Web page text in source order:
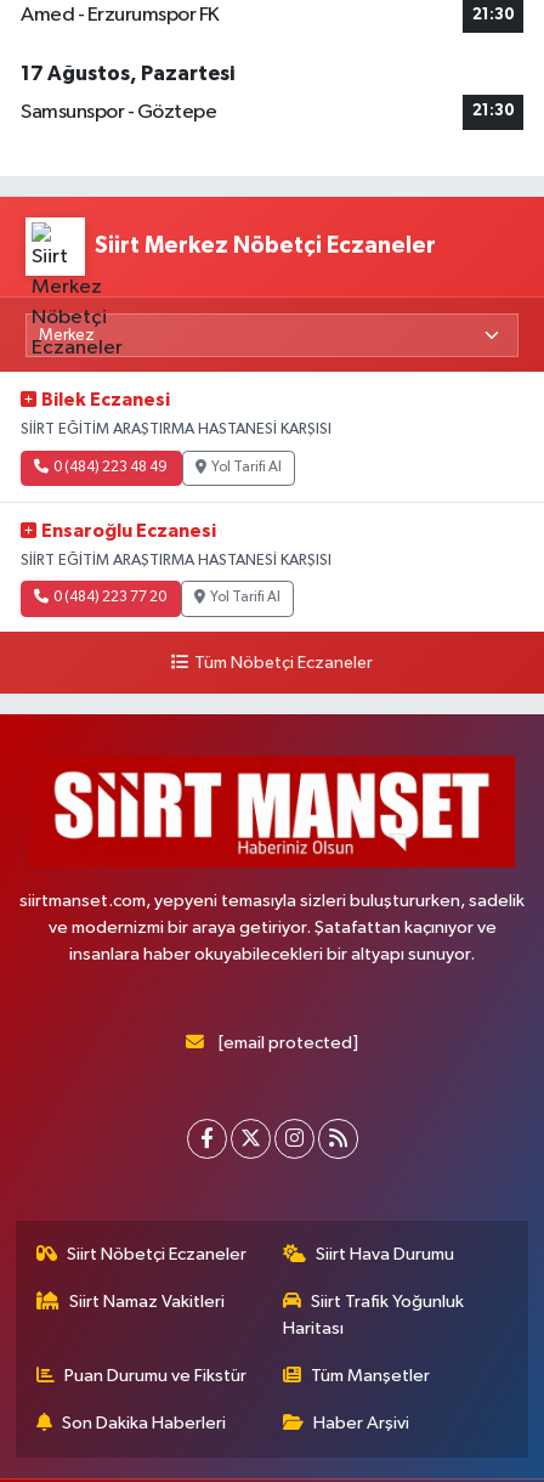
Amed - Erzurumspor FK 21:30
17 Ağustos, Pazartesi
Samsunspor - Göztepe
21:30
Siirt Merkez Nöbetçi Eczaneler
Bilek Eczanesi
SİİRT EĞİTİM ARAŞTIRMA HASTANESİ KARŞISI
0 (484) 223 48 49 Yol Tarifi Al
Ensaroğlu Eczanesi
SİİRT EĞİTİM ARAŞTIRMA HASTANESİ KARŞISI
0 (484) 223 77 20 Yol Tarifi Al
Tüm Nöbetçi Eczaneler
siirtmanset.com, yepyeni temasıyla sizleri buluştururken, sadelik
ve modernizmi bir araya getiriyor. Şatafattan kaçınıyor ve
insanlara haber okuyabilecekleri bir altyapı sunuyor.
[email protected]
Siirt Nöbetçi Eczaneler Siirt Hava Durumu
Siirt Namaz Vakitleri
Siirt Trafik Yoğunluk
Haritası
Puan Durumu ve Fikstür Tüm Manşetler
Son Dakika Haberleri Haber Arşivi